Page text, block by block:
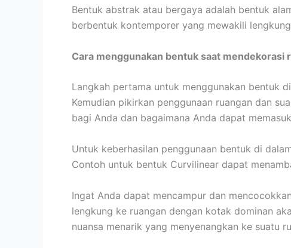
Bentuk abstrak atau bergaya adalah bentuk
berbentuk kontemporer yang mewakili
Cara menggunakan bentuk saat mendekorasi
Langkah pertama untuk menggunakan bentuk
Kemudian pikirkan penggunaan ruangan dan
bagi Anda dan bagaimana Anda dapat
Untuk keberhasilan penggunaan bentuk di
Contoh untuk bentuk Curvilinear dapat
Ingat Anda dapat mencampur dan
lengkung ke ruangan dengan kotak dominan
nuansa menarik yang menyenangkan ke suatu